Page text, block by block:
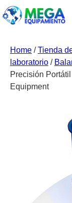
Home /Tienda
laboratorio /
Precisión
Equipment